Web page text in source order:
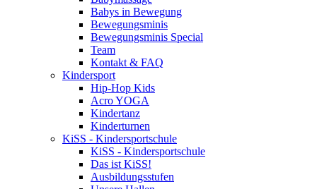
Babys in Bewegung
Bewegungsminis
Bewegungsminis Special
Team
Kontakt & FAQ
Kindersport
Hip-Hop Kids
Acro YOGA
Kindertanz
Kinderturnen
KiSS - Kindersportschule
KiSS - Kindersportschule
Das ist KiSS!
Ausbildungsstufen